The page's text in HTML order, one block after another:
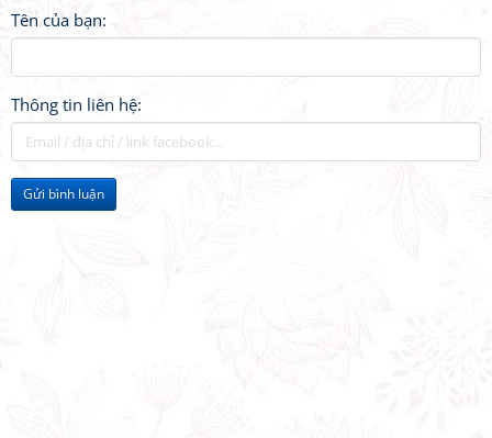
Tên của bạn:
Thông tin liên hệ:
Gửi bình luận